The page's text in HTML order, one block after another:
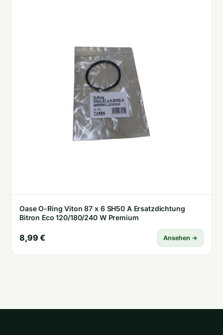
Oase O-Ring Viton 87 x 6 SH50 A Ersatzdichtung
Bitron Eco 120/180/240 W Premium
8,99 € Ansehen →